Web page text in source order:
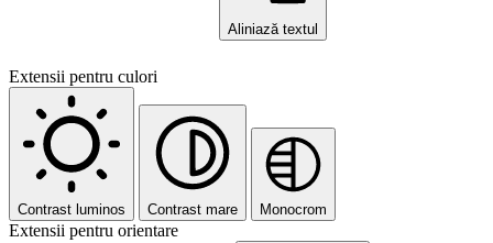
Aliniază textul
Extensii pentru culori
Contrast luminos Contrast mare Monocrom
Extensii pentru orientare